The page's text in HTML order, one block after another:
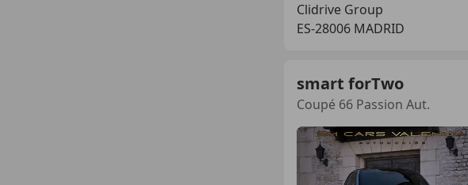
Clidrive Group
ES-28006 MADRID
smart forTwo
Coupé 66 Passion Aut.